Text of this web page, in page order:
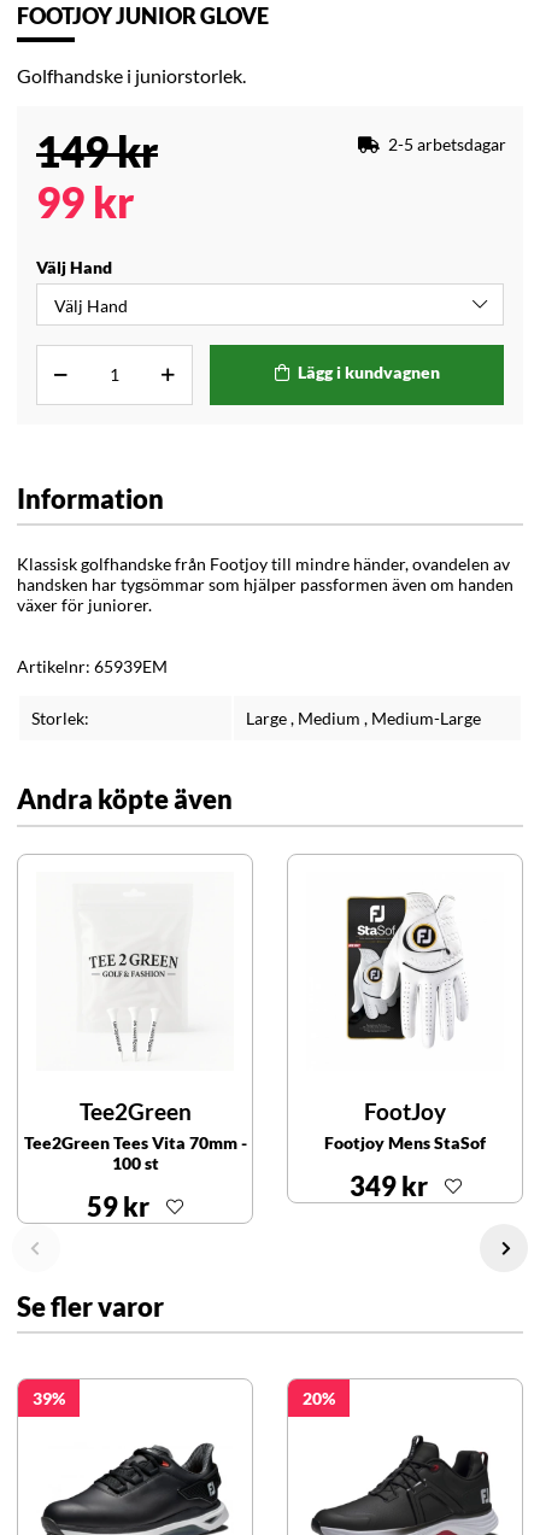
FOOTJOY JUNIOR GLOVE
Golfhandske i juniorstorlek.
149kr
99 kr
2-5 arbetsdagar
Välj Hand
Lägg i kundvagnen
Information
Klassisk golfhandske från Footjoy till mindre händer, ovandelen av
handsken har tygsömmar som hjälper passformen även om handen
växer för juniorer.
Artikelnr: 65939EM
Storlek: Large, Medium , Medium-Large
Andra köpte även
Tee2Green
Tee2Green Tees Vita 70mm -
100 st
59 kr
FootJoy
Footjoy Mens StaSof
349 kr
Se fler varor
39 20